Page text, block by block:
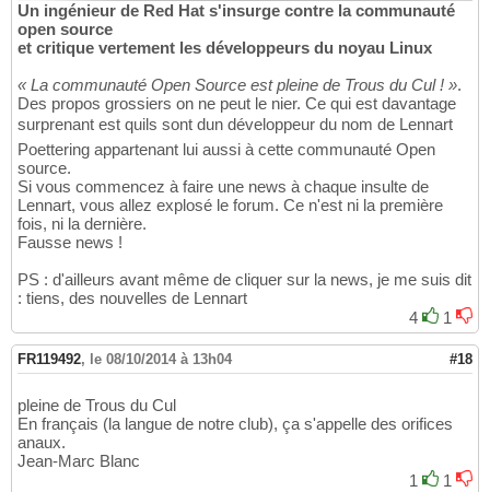
Un ingénieur de Red Hat s'insurge contre la communauté
open source
et critique vertement les développeurs du noyau Linux
« La communauté Open Source est pleine de Trous du Cul ! ».
Des propos grossiers on ne peut le nier. Ce qui est davantage
surprenant est quils sont dun développeur du nom de Lennart
Poettering appartenant lui aussi à cette communauté Open
source.
Si vous commencez à faire une news à chaque insulte de
Lennart, vous allez explosé le forum. Ce n'est ni la première
fois, ni la dernière.
Fausse news !
PS : d'ailleurs avant même de cliquer sur la news, je me suis dit
: tiens, des nouvelles de Lennart
4
1
FR119492, le 08/10/2014 à 13h04 #18
pleine de Trous du Cul
En français (la langue de notre club), ça s'appelle des orifices
anaux.
Jean-Marc Blanc
1
1